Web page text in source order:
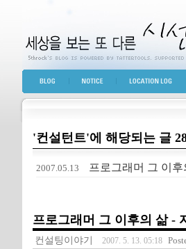
세상을 보는 또 다른
BLOG TOP NOTICE LOCATION LOG
'컨설턴트'에 해당되는 글
2007.05.13 프로그래머 그 이
프로그래머 그 이후의 삶 -
컨설팅이야기 2007. 5. 13. 05:18